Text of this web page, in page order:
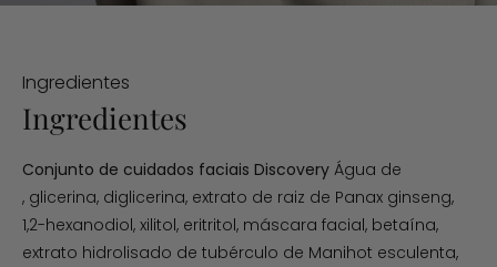
Ingredientes
Ingredientes
Conjunto de cuidados faciais Discovery Água de
, glicerina, diglicerina, extrato de raiz de Panax ginseng,
1,2-hexanodiol, xilitol, eritritol, máscara facial, betaína,
extrato hidrolisado de tubérculo de Manihot esculenta,